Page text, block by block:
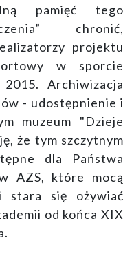
pamięć tego
chronić,
projektu
w sporcie
Archiwizacja
- udostępnienie i
muzeum "Dzieje
że tym szczytnym
dla Państwa
AZS, które mocą
stara się ożywiać
od końca XIX